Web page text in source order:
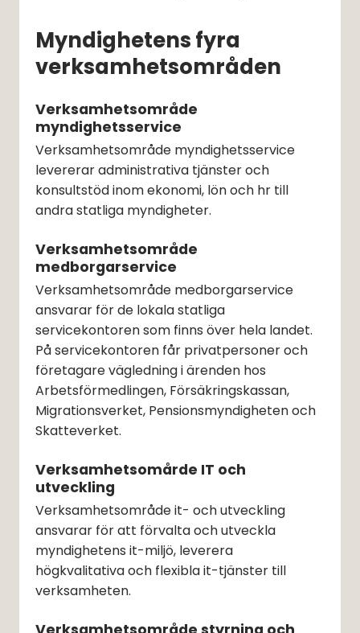
Myndighetens fyra
verksamhetsområden
Verksamhetsområde
myndighetsservice
Verksamhetsområde myndighetsservice
levererar administrativa tjänster och
konsultstöd inom ekonomi, lön och hr till
andra statliga myndigheter.
Verksamhetsområde
medborgarservice
Verksamhetsområde medborgarservice
ansvarar för de lokala statliga
servicekontoren som finns över hela landet.
På servicekontoren får privatpersoner och
företagare vägledning i ärenden hos
Arbetsförmedlingen, Försäkringskassan,
Migrationsverket, Pensionsmyndigheten och
Skatteverket.
Verksamhetsomårde IT och
utveckling
Verksamhetsområde it- och utveckling
ansvarar för att förvalta och utveckla
myndighetens it-miljö, leverera
högkvalitativa och flexibla it-tjänster till
verksamheten.